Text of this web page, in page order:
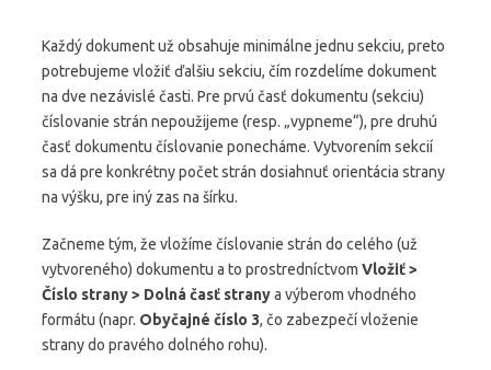
Každý dokument už obsahuje minimálne jednu sekciu, preto
potrebujeme vložiť ďalšiu sekciu, čím rozdelíme dokument
na dve nezávislé časti. Pre prvú časť dokumentu (sekciu)
číslovanie strán nepoužijeme (resp. „vypneme“), pre druhú
časť dokumentu číslovanie ponecháme. Vytvorením sekcií
sa dá pre konkrétny počet strán dosiahnuť orientácia strany
na výšku, pre iný zas na šírku.
Začneme tým, že vložíme číslovanie strán do celého (už
vytvoreného) dokumentu a to prostredníctvom Vložiť >
Číslo strany > Dolná časť stranya výberom vhodného
formátu (napr. Obyčajné číslo 3, čo zabezpečí vloženie
strany do pravého dolného rohu).